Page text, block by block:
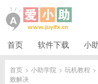
首页 软件下载 小
首页 > 小助学院 > 玩机教程 >
败解决